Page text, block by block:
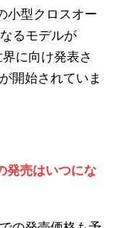
小型クロスオー
るモデルが
に向け発表さ
開始されていま
発売はいつにな